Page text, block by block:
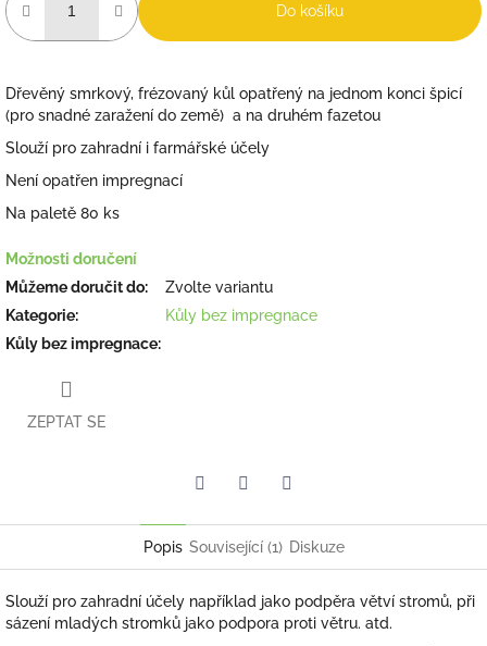
Do košíku
Dřevěný smrkový, frézovaný kůl opatřený na jednom konci špicí
(pro snadné zaražení do země) a na druhém fazetou
Slouží pro zahradní i farmářské účely
Není opatřen impregnací
Na paletě 80 ks
Možnosti doručení
Můžeme doručit do:
Zvolte variantu
Kategorie:
Kůly bez impregnace
Kůly bez impregnace:
ZEPTAT SE
Popis Související (1) Diskuze
Slouží pro zahradní účely například jako podpěra větví stromů, při
sázení mladých stromků jako podpora proti větru. atd.